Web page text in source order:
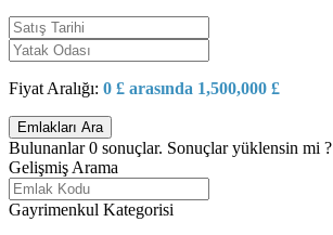
Fiyat Aralığı: 0 £ arasında 1,500,000 £
Bulunanlar0 sonuçlar. Sonuçlar yüklensin mi ?
Gelişmiş Arama
Gayrimenkul Kategorisi